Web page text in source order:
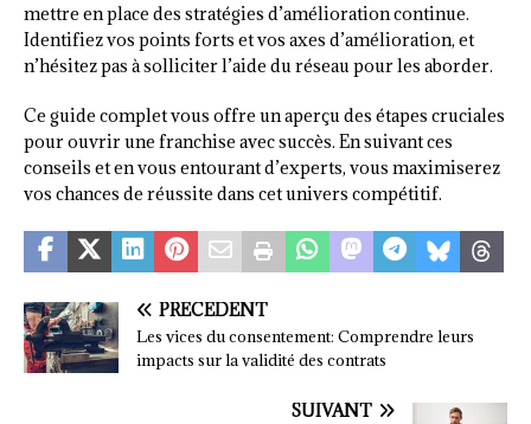
mettre en place des stratégies d’amélioration continue.
Identifiez vos points forts et vos axes d’amélioration, et
n’hésitez pas à solliciter l’aide du réseau pour les aborder.
Ce guide complet vous offre un aperçu des étapes cruciales
pour ouvrir une franchise avec succès. En suivant ces
conseils et en vous entourant d’experts, vous maximiserez
vos chances de réussite dans cet univers compétitif.
PRÉCÉDENT
Les vices du consentement: Comprendre leurs
impacts sur la validité des contrats
SUIVANT